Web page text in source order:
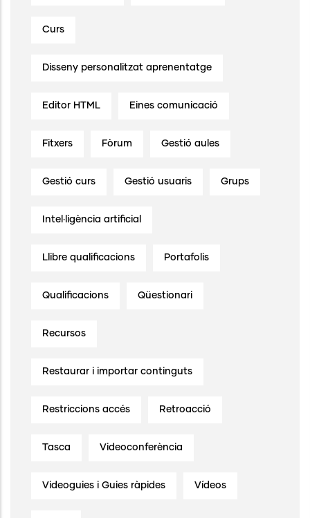
Curs
Disseny personalitzat aprenentatge
Editor HTML Eines comunicació
Fitxers Fòrum Gestió aules
Gestió curs Gestió usuaris Grups
Intel·ligència artificial
Llibre qualificacions Portafolis
Qualificacions Qüestionari
Recursos
Restaurar i importar continguts
Restriccions accés Retroacció
Tasca Videoconferència
Videoguies i Guies ràpides Vídeos